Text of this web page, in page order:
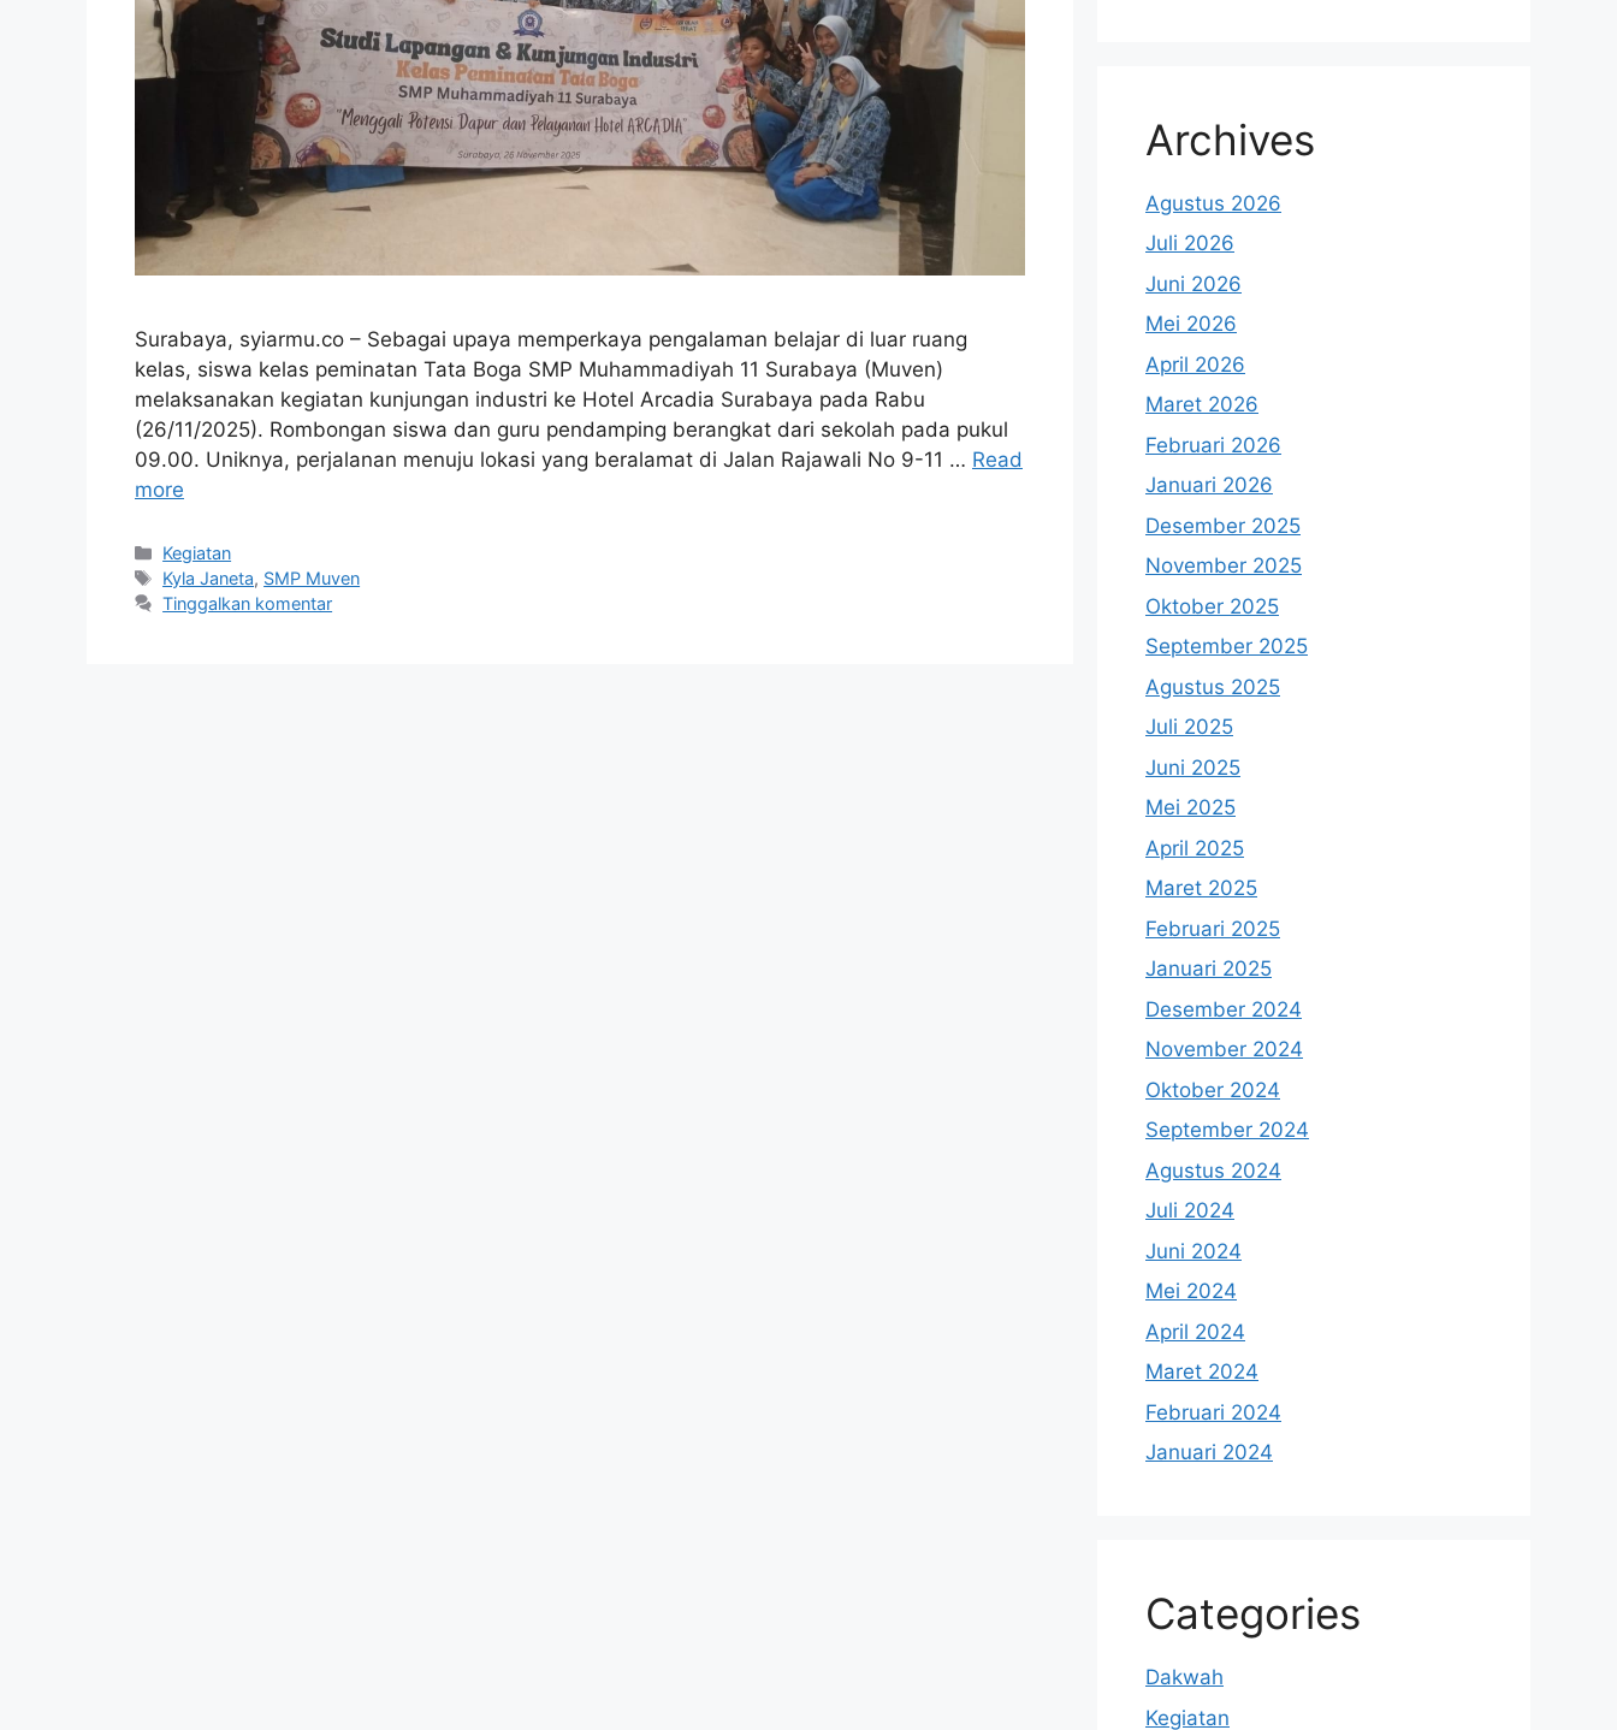
Surabaya, syiarmu.co – Sebagai upaya memperkaya pengalaman belajar di luar ruang
kelas, siswa kelas peminatan Tata Boga SMP Muhammadiyah 11 Surabaya (Muven)
melaksanakan kegiatan kunjungan industri ke Hotel Arcadia Surabaya pada Rabu
(26/11/2025). Rombongan siswa dan guru pendamping berangkat dari sekolah pada pukul
09.00. Uniknya, perjalanan menuju lokasi yang beralamat di Jalan Rajawali No 9-11 … Read
more
Kategori
Kegiatan
Tag
Kyla Janeta, SMP Muven
Tinggalkan komentar
Archives
Agustus 2026
Juli 2026
Juni 2026
Mei 2026
April 2026
Maret 2026
Februari 2026
Januari 2026
Desember 2025
November 2025
Oktober 2025
September 2025
Agustus 2025
Juli 2025
Juni 2025
Mei 2025
April 2025
Maret 2025
Februari 2025
Januari 2025
Desember 2024
November 2024
Oktober 2024
September 2024
Agustus 2024
Juli 2024
Juni 2024
Mei 2024
April 2024
Maret 2024
Februari 2024
Januari 2024
Categories
Dakwah
Kegiatan